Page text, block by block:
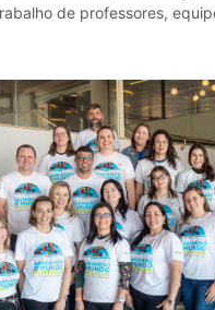
de professores,